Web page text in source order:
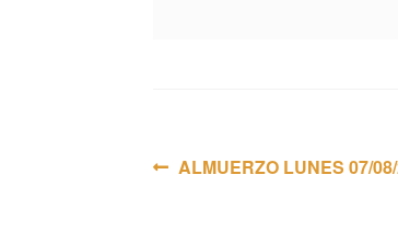
Navegación
Anterior:
ALMUERZO LUNES 07/